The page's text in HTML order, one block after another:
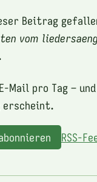
Beitrag
vom
Mail pro Tag –
erscheint.
RSS-